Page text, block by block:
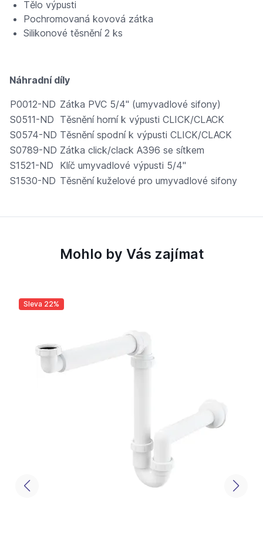
Tělo výpusti
Pochromovaná kovová zátka
Silikonové těsnění 2 ks
Náhradní díly
P0012-ND Zátka PVC 5/4" (umyvadlové sifony)
S0511-ND Těsnění horní k výpusti CLICK/CLACK
S0574-ND Těsnění spodní k výpusti CLICK/CLACK
S0789-ND Zátka click/clack A396 se sítkem
S1521-ND
Klíč umyvadlové výpusti 5/4"
S1530-ND Těsnění kuželové pro umyvadlové sifony
Mohlo by Vás zajímat
Sleva 22%